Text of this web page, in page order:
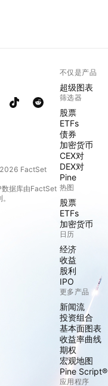
FactSet
据库由FactSet
不仅是产品
超级图表
筛选器
股票
ETFs
债券
加密货币
CEX对
DEX对
Pine
热图
股票
ETFs
加密货币
日历
经济
收益
股利
IPO
更多产品
新闻流
投资组合
基本面图表
收益率曲线
期权
宏观地图
Pine Script®
应用程序